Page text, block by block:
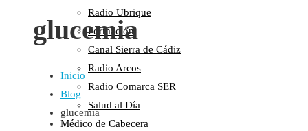
Radio
Guadalinfo Salud
Radio Guadalete
COPE Pontevedra
Salud en Radio Ubrique
Salud en Verano
Radio Ubrique
Formación
Canal Sierra de Cádiz
Radio Arcos
Radio Comarca SER
Salud al Día
Médico de Cabecera
glucemia
Inicio
Blog
glucemia